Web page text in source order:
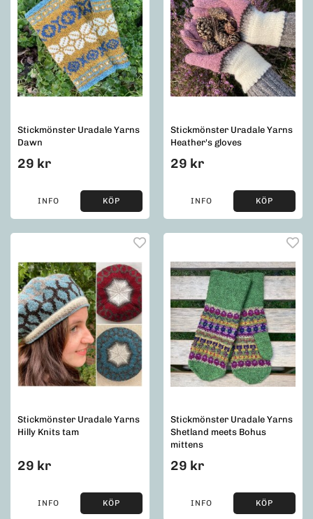
Stickmönster Uradale Yarns
Dawn
29 kr
INFO KÖP
Stickmönster Uradale Yarns
Heather's gloves
29 kr
INFO KÖP
Stickmönster Uradale Yarns
Hilly Knits tam
29 kr
INFO KÖP
Stickmönster Uradale Yarns
Shetland meets Bohus
mittens
29 kr
INFO KÖP